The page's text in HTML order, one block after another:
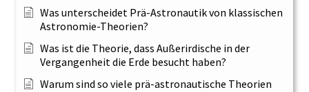
Was unterscheidet Prä-Astronautik von klassischen
Astronomie-Theorien?
Was ist die Theorie, dass Außerirdische in der
Vergangenheit die Erde besucht haben?
Warum sind so viele prä-astronautische Theorien